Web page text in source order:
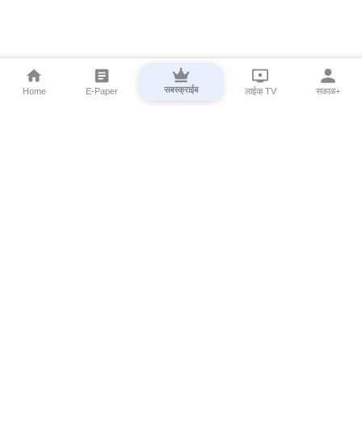
Home E-Paper सबस्क्राईब लाईव्ह TV सकाळ+